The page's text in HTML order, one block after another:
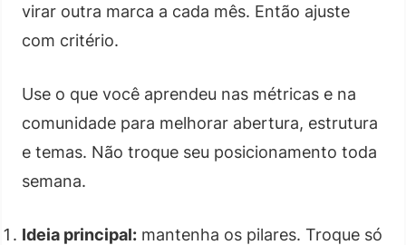
virar outra marca a cada mês. Então ajuste
com critério.
Use o que você aprendeu nas métricas e na
comunidade para melhorar abertura, estrutura
e temas. Não troque seu posicionamento toda
semana.
Ideia principal: mantenha os pilares. Troque só